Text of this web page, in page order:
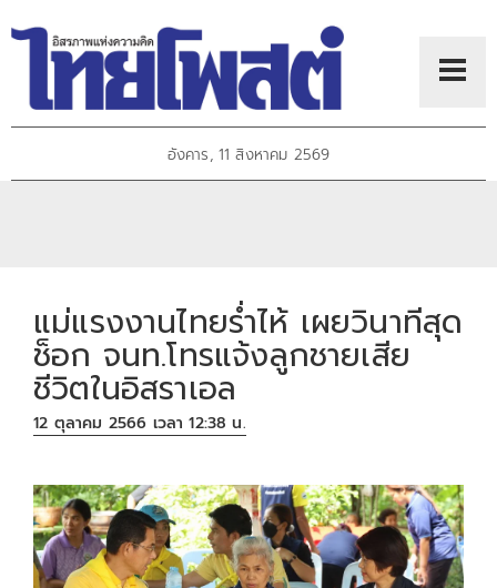
อังคาร, 11 สิงหาคม 2569
แม่แรงงานไทยร่ำไห้ เผยวินาทีสุด
ช็อก จนท.โทรแจ้งลูกชายเสีย
ชีวิตในอิสราเอล
12 ตุลาคม 2566 เวลา 12:38 น.